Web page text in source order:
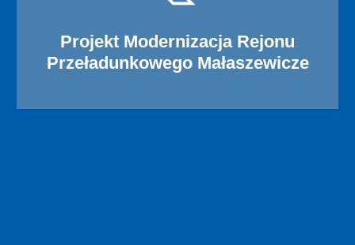
Projekt Modernizacja Rejonu
Przeładunkowego Małaszewicze